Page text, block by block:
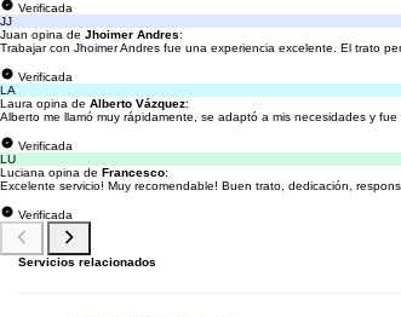
Verificada
JJ
Juan opina de Jhoimer Andres:
Trabajar con Jhoimer Andres fue una experiencia excelente. El trato
Verificada
LA
Laura opina de Alberto Vázquez:
Alberto me llamó muy rápidamente, se adaptó a mis necesidades y fue
Verificada
LU
Luciana opina de Francesco:
Excelente servicio! Muy recomendable! Buen trato, dedicación,
Verificada
Servicios relacionados